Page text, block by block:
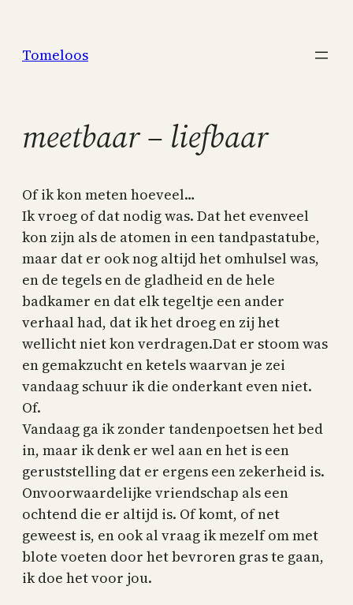
content
Tomeloos
meetbaar – liefbaar
Of ik kon meten hoeveel…
Ik vroeg of dat nodig was. Dat het evenveel
kon zijn als de atomen in een tandpastatube,
maar dat er ook nog altijd het omhulsel was,
en de tegels en de gladheid en de hele
badkamer en dat elk tegeltje een ander
verhaal had, dat ik het droeg en zij het
wellicht niet kon verdragen.Dat er stoom was
en gemakzucht en ketels waarvan je zei
vandaag schuur ik die onderkant even niet.
Of.
Vandaag ga ik zonder tandenpoetsen het bed
in, maar ik denk er wel aan en het is een
geruststelling dat er ergens een zekerheid is.
Onvoorwaardelijke vriendschap als een
ochtend die er altijd is. Of komt, of net
geweest is, en ook al vraag ik mezelf om met
blote voeten door het bevroren gras te gaan,
ik doe het voor jou.